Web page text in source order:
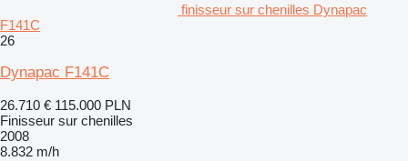
finisseur sur chenilles Dynapac
F141C
26
Dynapac F141C
26.710 € 115.000 PLN
Finisseur sur chenilles
2008
8.832 m/h